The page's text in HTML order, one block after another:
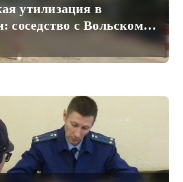
утилизация в
соседство с Вольском –